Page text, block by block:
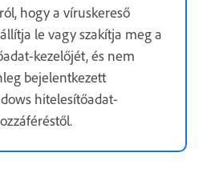
hogy a víruskereső
le vagy szakítja meg a
kezelőjét, és nem
bejelentkezett
hitelesítőadat-